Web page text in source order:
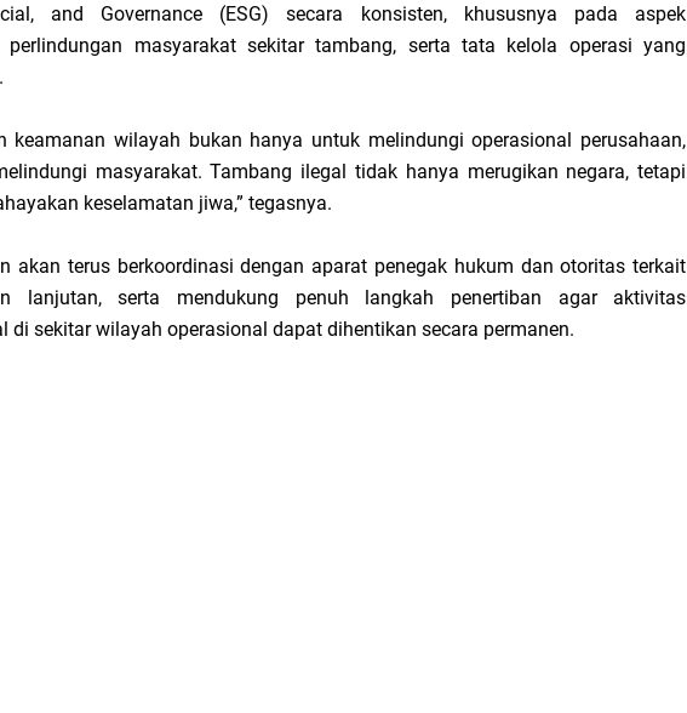
and Governance (ESG) secara konsisten, khususnya pada aspek
perlindungan masyarakat sekitar tambang, serta tata kelola operasi yang
keamanan wilayah bukan hanya untuk melindungi operasional perusahaan,
masyarakat. Tambang ilegal tidak hanya merugikan negara, tetapi
keselamatan jiwa,” tegasnya.
akan terus berkoordinasi dengan aparat penegak hukum dan otoritas terkait
lanjutan, serta mendukung penuh langkah penertiban agar aktivitas
di sekitar wilayah operasional dapat dihentikan secara permanen.